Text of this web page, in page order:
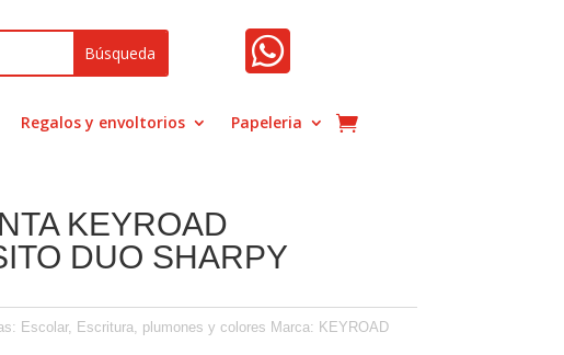

Regalos y envoltorios Papeleria
KEYROAD
DUO SHARPY
Escolar, Escritura, plumones y colores Marca: KEYROAD